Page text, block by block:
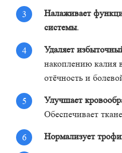
Налаживает
системы.
Удаляет
накоплению калия
отёчность и
Улучшает
Обеспечивает
Нормализует